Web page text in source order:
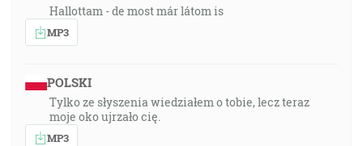
Hallottam - de most már látom is
MP3
POLSKI
Tylko ze słyszenia wiedziałem o tobie, lecz teraz
moje oko ujrzało cię.
MP3